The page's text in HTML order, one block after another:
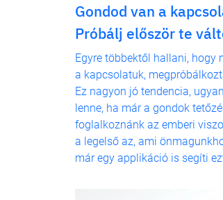
Gondod van a
Próbálj először te
Egyre többektől hallani, hogy
a kapcsolatuk,
Ez nagyon jó tendencia,
lenne, ha már a gondok
foglalkoznánk az emberi
a legelső az, ami
már egy applikáció is segíti